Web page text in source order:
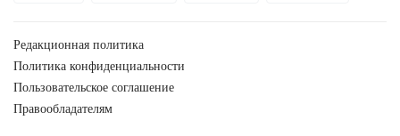
Редакционная политика
Политика конфиденциальности
Пользовательское соглашение
Правообладателям